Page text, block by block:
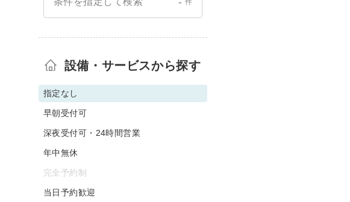
件
設備・サービスから探す
指定なし
早朝受付可
深夜受付可・24時間営業
年中無休
完全予約制
当日予約歓迎